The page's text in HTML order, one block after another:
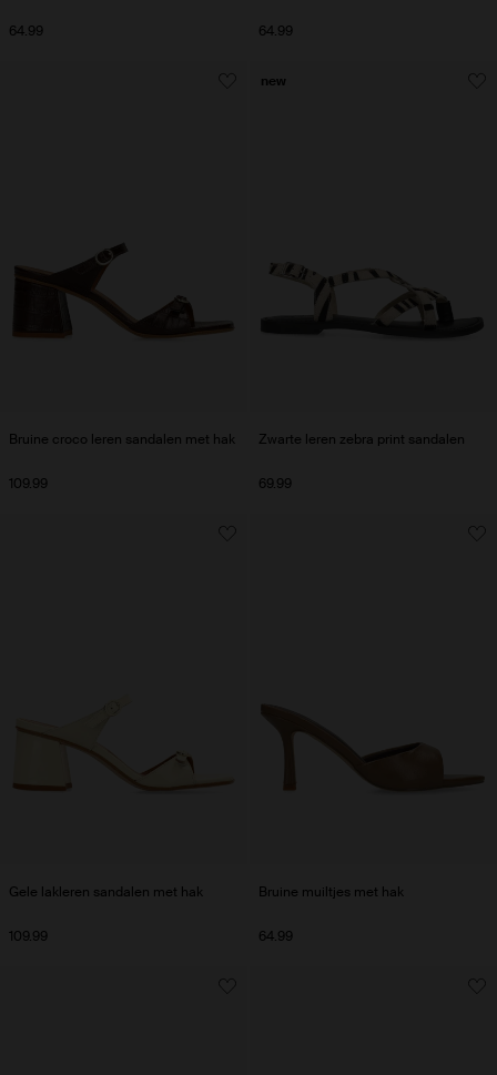
64.99 64.99
Bruine croco leren sandalen met hak
109.99
Zwarte leren zebra print sandalen
69.99
new
Gele lakleren sandalen met hak
109.99
Bruine muiltjes met hak
64.99